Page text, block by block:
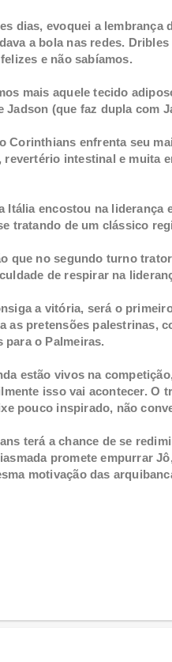
dias, evoquei a
a bola nas redes.
e não sabíamos.
mais aquele tecido
Jadson (que faz dupla com
Corinthians enfrenta seu
intestinal e muita
Itália encostou na
tratando de um clássico
que no segundo turno
de respirar na
a vitória, será o
as pretensões palestrinas,
para o Palmeiras.
estão vivos na
isso vai acontecer. O
pouco inspirado, não
terá a chance de se
promete empurrar
motivação das